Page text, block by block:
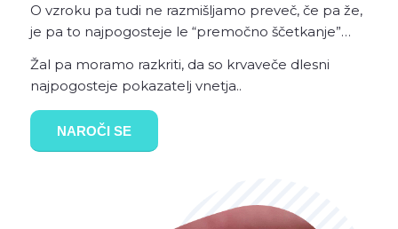
O vzroku pa tudi ne razmišljamo preveč, če pa že,
je pa to najpogosteje le “premočno ščetkanje”…
Žal pa moramo razkriti, da so krvaveče dlesni
najpogosteje pokazatelj vnetja..
NAROČI SE